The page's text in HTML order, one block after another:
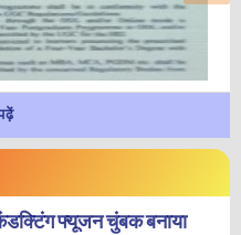
फ्यूजन चुंबक बनाया